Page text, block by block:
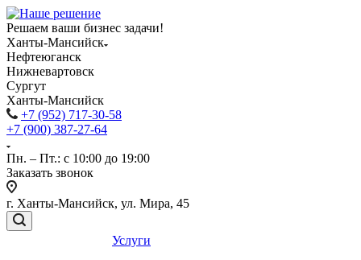
Решаем ваши бизнес задачи!
Ханты-Мансийск
Нефтеюганск
Нижневартовск
Сургут
Ханты-Мансийск
+7 (952) 717-30-58
+7 (900) 387-27-64
Пн. – Пт.: с 10:00 до 19:00
Заказать звонок
г. Ханты-Мансийск, ул. Мира, 45
Услуги